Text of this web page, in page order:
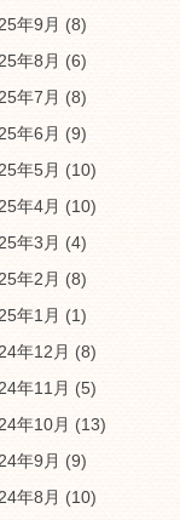
年9月 (8)
年8月 (6)
年7月 (8)
年6月 (9)
年5月 (10)
年4月 (10)
年3月 (4)
年2月 (8)
年1月 (1)
年12月 (8)
年11月 (5)
年10月 (13)
年9月 (9)
年8月 (10)